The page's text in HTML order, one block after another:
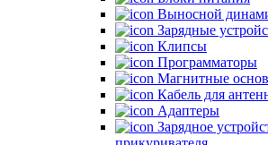
Выносной
Зарядные
Клипсы
Программаторы
Магнитные
Кабель для
Адаптеры
Зарядное